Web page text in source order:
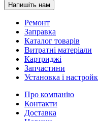
Напишіть нам
Ремонт
Заправка
Каталог товарів
Витратні матеріали
Картриджі
Запчастини
Установка і
Про компанію
Контакти
Доставка